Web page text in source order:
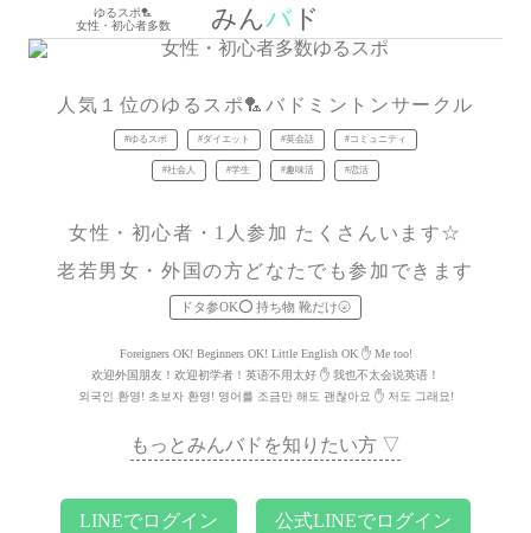
東京バドミントンサークル【女性・初心者多数】みんバド
人気１位の東京バドミントンサークル (北区、荒川区、
みんバ ド
ゆるスポ🏸
女性・初心者多数
人気１位のゆるスポ🏸バドミントンサークル
#ゆるスポ #ダイエット #英会話 #コミュニティ
#社会人 #学生 #趣味活 #恋活
女性・初心者・1人参加 たくさんいます☆
老若男女・外国の方どなたでも参加できます
ドタ参OK⭕️ 持ち物 靴だけ🌝
Foreigners OK! Beginners OK! Little English OK ✋ Me too!
欢迎外国朋友！欢迎初学者！英语不用太好 ✋ 我也不太会说英语！
외국인 환영! 초보자 환영! 영어를 조금만 해도 괜찮아요 ✋ 저도 그래요!
もっとみんバドを知りたい方 ▽
LINEでログイン 公式LINEでログイン